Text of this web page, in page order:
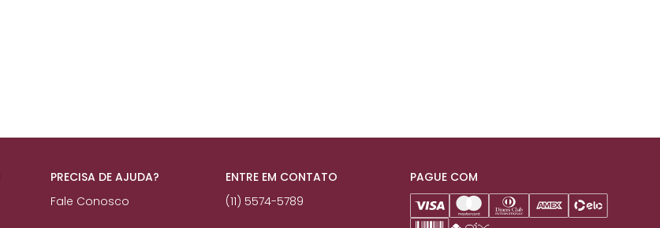
PRECISA DE AJUDA?
Fale Conosco
ENTRE EM CONTATO
(11) 5574-5789
PAGUE COM